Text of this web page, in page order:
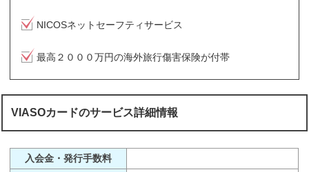
NICOSネットセーフティサービス
最高２０００万円の海外旅行傷害保険が付帯
VIASOカードのサービス詳細情報
入会金・発行手数料